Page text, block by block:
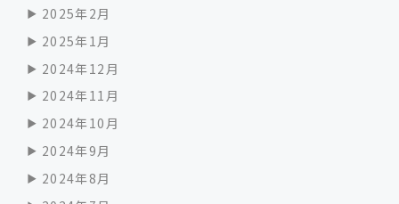
2025年2月
2025年1月
2024年12月
2024年11月
2024年10月
2024年9月
2024年8月